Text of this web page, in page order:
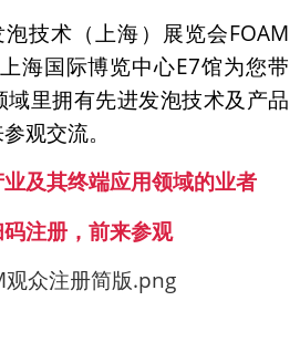
技术（上海）展览会FOAM
海国际博览中心E7馆为您带
里拥有先进发泡技术及产品
观交流。
及其终端应用领域的业者
注册，前来参观